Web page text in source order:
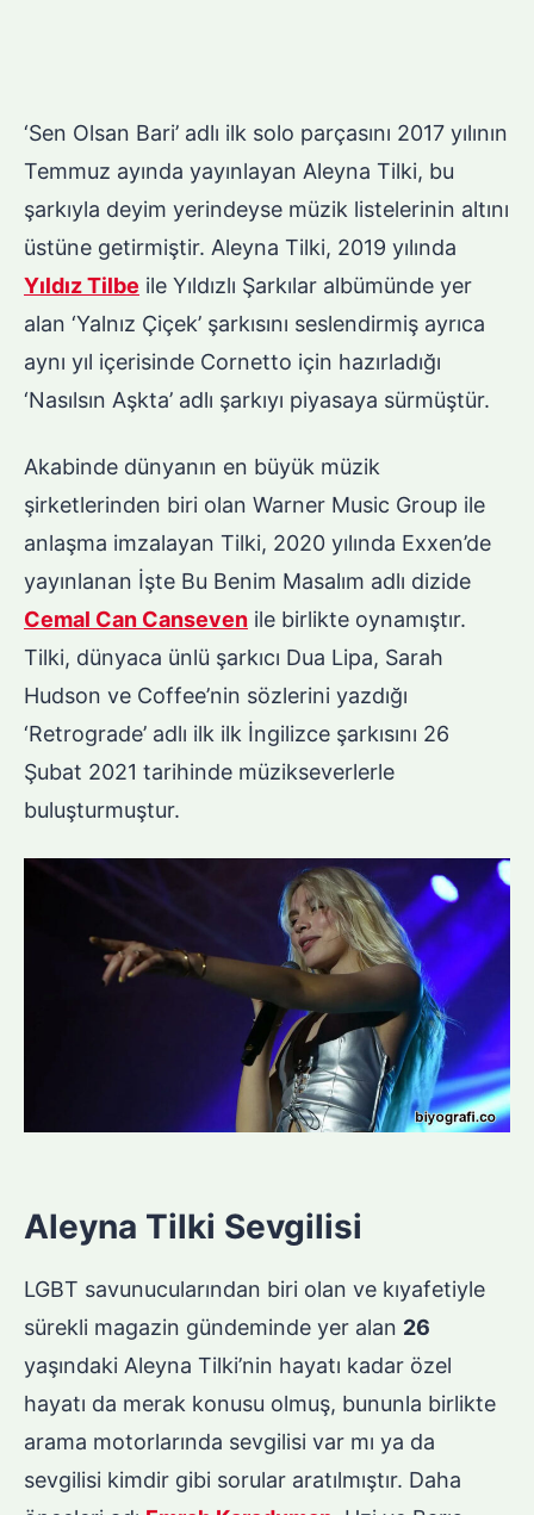
‘Sen Olsan Bari’ adlı ilk solo parçasını 2017 yılının
Temmuz ayında yayınlayan Aleyna Tilki, bu
şarkıyla deyim yerindeyse müzik listelerinin altını
üstüne getirmiştir. Aleyna Tilki, 2019 yılında
Yıldız Tilbe ile Yıldızlı Şarkılar albümünde yer
alan ‘Yalnız Çiçek’ şarkısını seslendirmiş ayrıca
aynı yıl içerisinde Cornetto için hazırladığı
‘Nasılsın Aşkta’ adlı şarkıyı piyasaya sürmüştür.
Akabinde dünyanın en büyük müzik
şirketlerinden biri olan Warner Music Group ile
anlaşma imzalayan Tilki, 2020 yılında Exxen’de
yayınlanan İşte Bu Benim Masalım adlı dizide
Cemal Can Canseven ile birlikte oynamıştır.
Tilki, dünyaca ünlü şarkıcı Dua Lipa, Sarah
Hudson ve Coffee’nin sözlerini yazdığı
‘Retrograde’ adlı ilk ilk İngilizce şarkısını 26
Şubat 2021 tarihinde müzikseverlerle
buluşturmuştur.
Aleyna Tilki Sevgilisi
LGBT savunucularından biri olan ve kıyafetiyle
sürekli magazin gündeminde yer alan 26
yaşındaki Aleyna Tilki’nin hayatı kadar özel
hayatı da merak konusu olmuş, bununla birlikte
arama motorlarında sevgilisi var mı ya da
sevgilisi kimdir gibi sorular aratılmıştır. Daha